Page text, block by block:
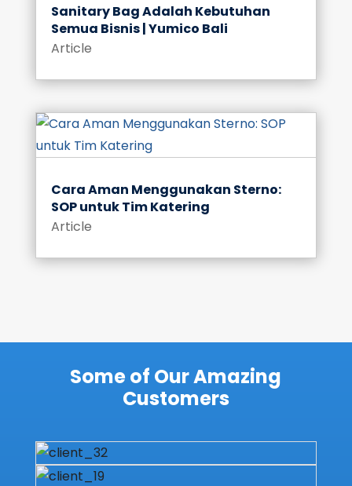
Sanitary Bag Adalah Kebutuhan
Semua Bisnis | Yumico Bali
Article
Cara Aman Menggunakan Sterno:
SOP untuk Tim Katering
Article
Some of Our Amazing
Customers